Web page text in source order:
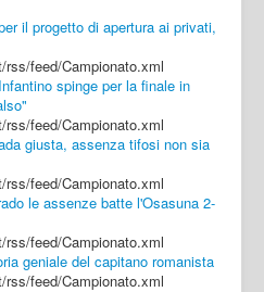
il progetto di apertura ai privati,
rss/feed/Campionato.xml
spinge per la finale in
rss/feed/Campionato.xml
giusta, assenza tifosi non sia
rss/feed/Campionato.xml
le assenze batte l'Osasuna 2-
rss/feed/Campionato.xml
geniale del capitano romanista
rss/feed/Campionato.xml